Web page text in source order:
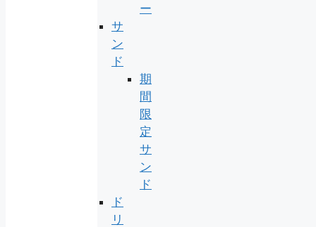
ー
サ
ン
ド
期
間
限
定
サ
ン
ド
ド
リ